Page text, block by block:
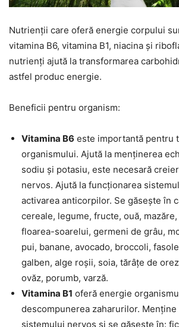
Nutrienții care oferă energie corpului
vitamina B6, vitamina B1, niacina și
nutrienți ajută la transformarea
astfel produc energie.
Beneficii pentru organism:
Vitamina B6 este importantă pentru
organismului. Ajută la menținerea
sodiu și potasiu, este necesară
nervos. Ajută la funcționarea
activarea anticorpilor. Se găsește în
cereale, legume, fructe, ouă,
floarea-soarelui, germeni de grâu,
pui, banane, avocado, broccoli,
galben, alge roșii, soia, tărâțe de
ovăz, porumb, varză.
Vitamina B1 oferă energie
descompunerea zaharurilor. Menține
sistemului nervos și se găsește în: